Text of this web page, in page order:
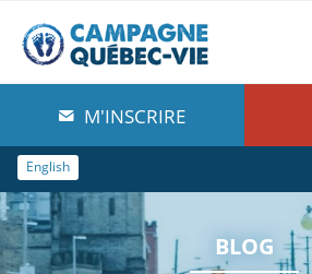
À propos de nous
Blog
Comprendre
Agir
M'INSCRIRE
English
BLOG